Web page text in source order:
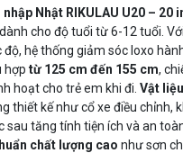
Nhật RIKULAU U20 – 20
cho độ tuổi từ 6-12 tuổi.
độ, hệ thống giảm sóc loxo
hợp từ 125 cm đến 155 cm,
hoạt cho trẻ em khi đi. Vật
thiết kế như cổ xe điều chỉnh,
sau tăng tính tiện ích và an
chất lượng cao như sơn